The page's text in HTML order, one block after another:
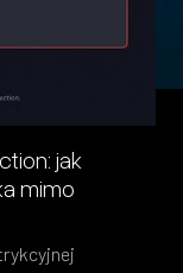
jak
mimo